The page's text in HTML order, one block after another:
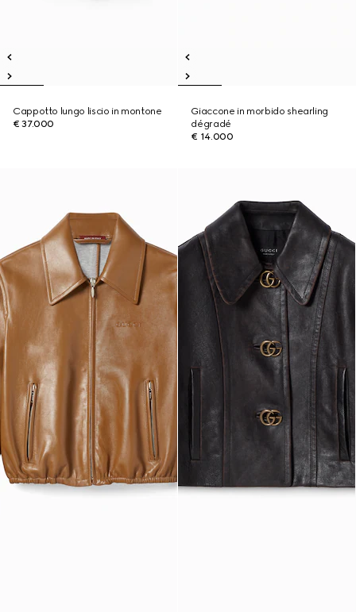
Cappotto lungo liscio in montone
€ 37.000
Giaccone in morbido shearling
dégradé
€ 14.000